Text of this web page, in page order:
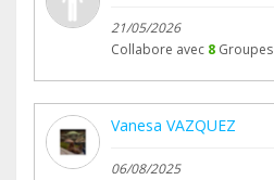
21/05/2026
Collabore avec 8 Groupes
Vanesa VAZQUEZ
06/08/2025